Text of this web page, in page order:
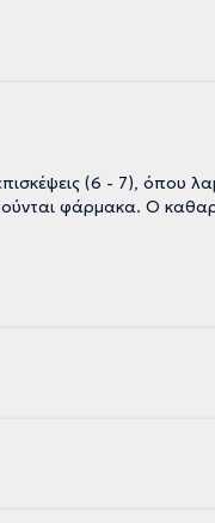
(6 - 7), όπου
φάρμακα. Ο